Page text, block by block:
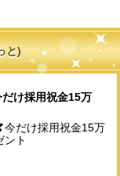
と)
け採用祝金15万